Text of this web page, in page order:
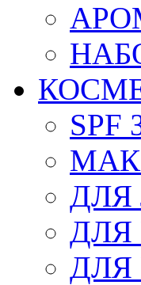
ДЛЯ
ДЛЯ
ДЛЯ